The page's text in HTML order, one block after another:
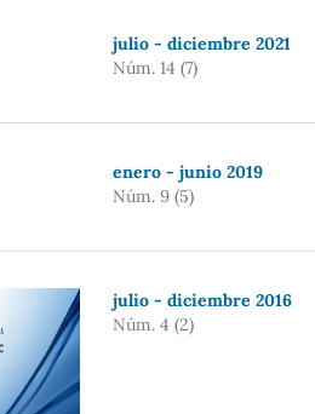
julio - diciembre 2021
Núm. 14 (7)
enero - junio 2019
Núm. 9 (5)
julio - diciembre 2016
Núm. 4 (2)